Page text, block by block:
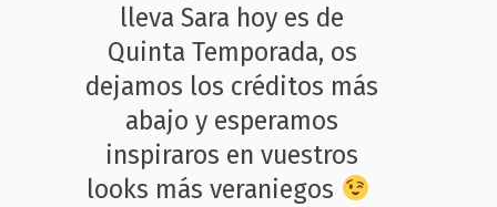
lleva Sara hoy es de
Quinta Temporada, os
dejamos los créditos más
abajo y esperamos
inspiraros en vuestros
looks más veraniegos